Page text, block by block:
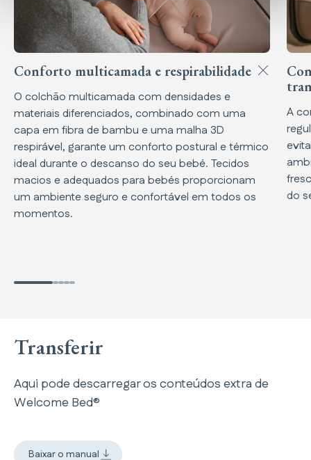
Conforto multicamada e respirabilidade
O colchão multicamada com densidades e
materiais diferenciados, combinado com uma
capa em fibra de bambu e uma malha 3D
respirável, garante um conforto postural e térmico
ideal durante o descanso do seu bebé. Tecidos
macios e adequados para bebés proporcionam
um ambiente seguro e confortável em todos os
momentos.
A
do
Transferir
Aqui pode descarregar os conteúdos extra de
Welcome Bed®
Baixar o manual